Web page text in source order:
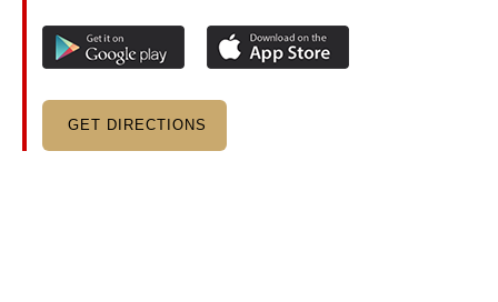
GET DIRECTIONS